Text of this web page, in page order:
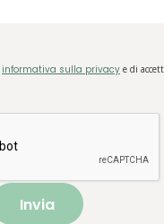
informativa sulla privacy e di
Invia